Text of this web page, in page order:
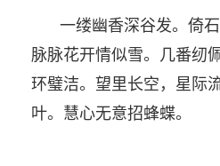
一缕幽香深谷发。倚
脉脉花开情似雪。几番纫
环璧洁。望里长空，星际
叶。慧心无意招蜂蝶。